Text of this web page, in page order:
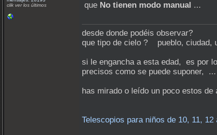
clik ver los últimos
que No tienen modo manual ...
desde donde podéis observar?
que tipo de cielo ? pueblo, ciudad,
si le engancha a esta edad, es por
precisos como se puede suponer, ...
has mirado o leído un poco estos
Telescopios para niños de 10, 11,